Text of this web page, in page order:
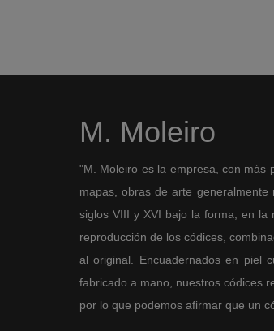
M. Moleiro
"M. Moleiro es la empresa, con más
mapas, obras de arte
siglos VIII y XVI bajo la forma, en la
reproducción de los códices,
al original. Encuadernados en piel
fabricado a mano, nuestros códices
por lo que podemos afirmar que un